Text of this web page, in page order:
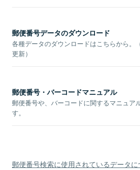
郵便番号データのダウンロード
各種データのダウンロードはこちらから。
更新）
郵便番号・バーコードマニュアル
郵便番号や、バーコードに関するマニュア
す。
郵便番号検索に使用されているデータに